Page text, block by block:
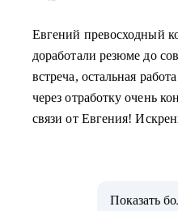
Евгений превосходный
доработали резюме до
встреча, остальная
через отработку очень
связи от Евгения!
Показать